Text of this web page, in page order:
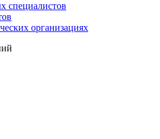
специалистов
организациях